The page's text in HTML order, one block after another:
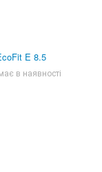
E 8.5
в наявності